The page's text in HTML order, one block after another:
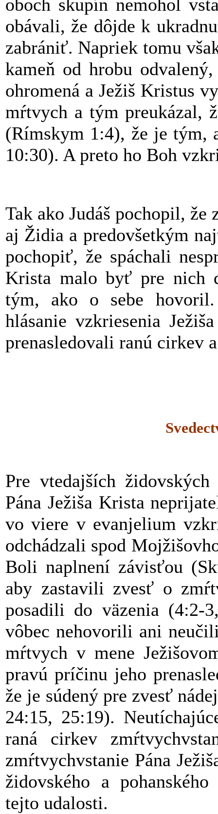
oboch skupín nemohol
obávali, že dôjde k
zabrániť. Napriek tomu
kameň od hrobu
ohromená a Ježiš Kristus
mŕtvych a tým preukázal,
(Rímskym 1:4), že je tým,
10:30). A preto ho Boh
Tak ako Judáš pochopil,
aj Židia a predovšetkým
pochopiť, že spáchali
Krista malo byť pre nich
tým, ako o sebe
hlásanie vzkriesenia
prenasledovali ranú cirkev
Pre vtedajších
Pána Ježiša Krista
vo viere v evanjelium
odchádzali spod
Boli naplnení závisťou
aby zastavili zvesť o
posadili do väzenia
vôbec nehovorili ani
mŕtvych v mene
pravú príčinu jeho
že je súdený pre zvesť
24:15, 25:19).
raná cirkev
zmŕtvychvstanie Pána
židovského a
tejto udalosti.